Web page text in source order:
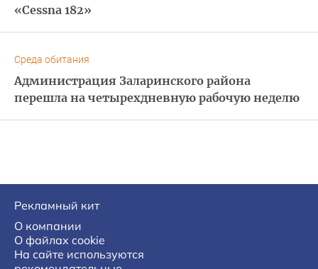
«Cessna 182»
Среда обитания
Администрация Заларинского района
перешла на четырехдневную рабочую неделю
Рекламный кит
О компании
О файлах cookie
На сайте используются